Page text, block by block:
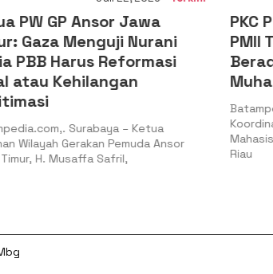
PW GP Ansor Jawa
Gaza Menguji Nurani
PBB Harus Reformasi
atau Kehilangan
Surabaya – Ketua
Wilayah Gerakan Pemuda Ansor
H. Musaffa Safril,
PKC
PMII
Riau